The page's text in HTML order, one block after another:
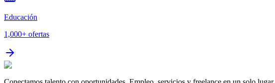
Educación
1,000+ ofertas